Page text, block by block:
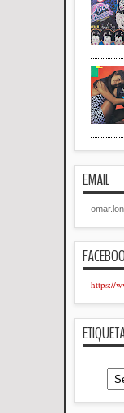
EMAIL
https://